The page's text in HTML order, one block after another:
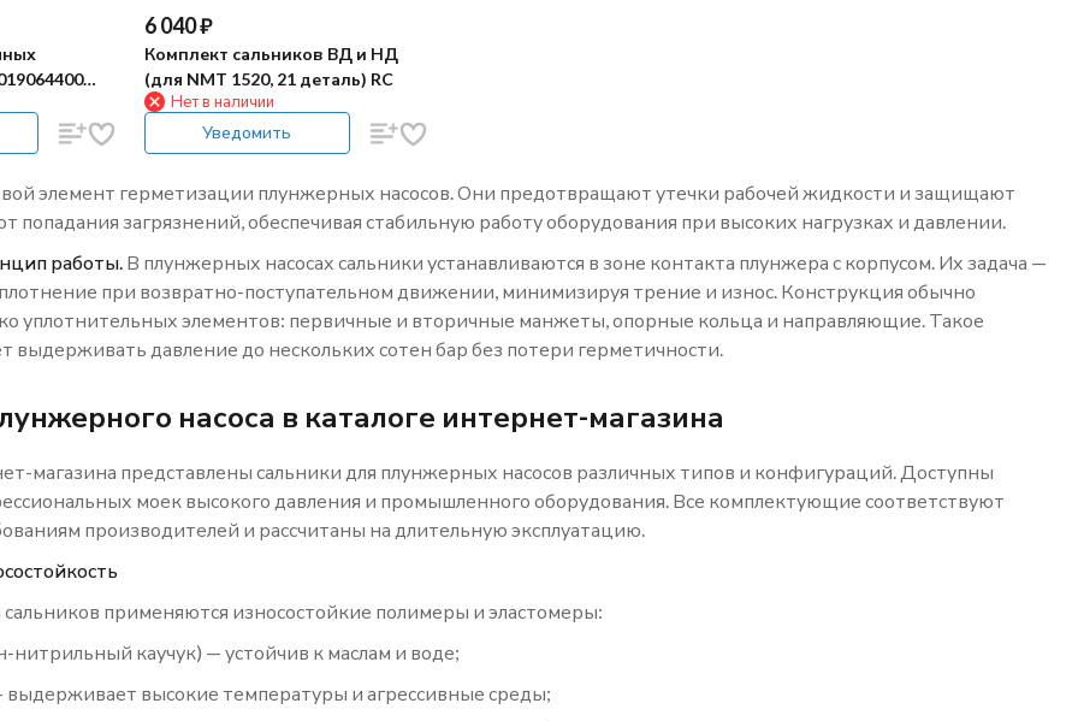
6 040₽
Комплект сальников ВД и НД
(для NMT 1520, 21 деталь) RC
Нет в наличии
Уведомить
элемент герметизации плунжерных насосов. Они предотвращают утечки рабочей жидкости и защищают
попадания загрязнений, обеспечивая стабильную работу оборудования при высоких нагрузках и давлении.
работы. В плунжерных насосах сальники устанавливаются в зоне контакта плунжера с корпусом. Их задача —
при возвратно-поступательном движении, минимизируя трение и износ. Конструкция обычно
уплотнительных элементов: первичные и вторичные манжеты, опорные кольца и направляющие. Такое
выдерживать давление до нескольких сотен бар без потери герметичности.
насоса в каталоге интернет-магазина
магазина представлены сальники для плунжерных насосов различных типов и конфигураций. Доступны
моек высокого давления и промышленного оборудования. Все комплектующие соответствуют
производителей и рассчитаны на длительную эксплуатацию.
сальников применяются износостойкие полимеры и эластомеры:
нитрильный каучук) — устойчив к маслам и воде;
выдерживает высокие температуры и агрессивные среды;